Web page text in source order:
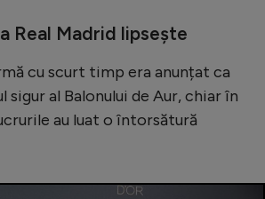
Real Madrid lipsește
cu scurt timp era anunțat ca
al Balonului de Aur, chiar în
au luat o întorsătură